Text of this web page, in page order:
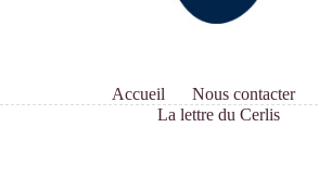
Accueil Nous contacter
La lettre du Cerlis